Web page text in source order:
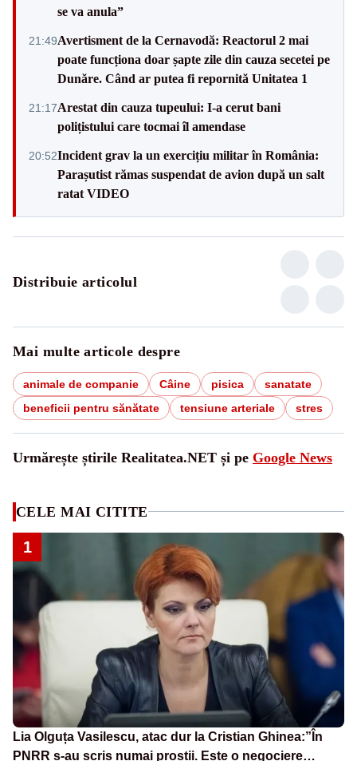
se va anula”
21:49Avertisment de la Cernavodă: Reactorul 2 mai
poate funcționa doar șapte zile din cauza secetei pe
Dunăre. Când ar putea fi repornită Unitatea 1
21:17Arestat din cauza tupeului: I-a cerut bani
polițistului care tocmai îl amendase
20:52Incident grav la un exercițiu militar în România:
Parașutist rămas suspendat de avion după un salt
ratat VIDEO
Distribuie articolul
Mai multe articole despre
animale de companie Câine pisica
sanatate
beneficii pentru sănătate
tensiune arteriale stres
Urmărește știrile Realitatea.NET și pe Google News
CELE MAI CITITE
1
Lia Olguța Vasilescu, atac dur la Cristian Ghinea:”În
PNRR s-au scris numai prostii. Este o negociere